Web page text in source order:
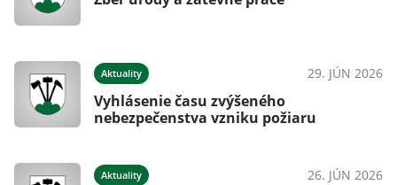
Aktuality 29. JÚN 2026
Vyhlásenie času zvýšeného
nebezpečenstva vzniku požiaru
Aktuality 26. JÚN 2026